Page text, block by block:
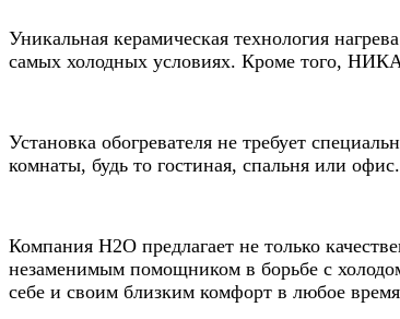
Уникальная керамическая технология
самых холодных условиях. Кроме того,
Установка обогревателя не требует
комнаты, будь то гостиная, спальня или офис.
Компания Н2О предлагает не только
незаменимым помощником в борьбе с
себе и своим близким комфорт в любое время